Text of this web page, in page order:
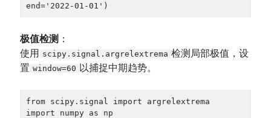
end='2022-01-01')
极值检测
：
使用 scipy.signal.argrelextrema 检测局部极值，设
置 window=60 以捕捉中期趋势。
from scipy.signal import argrelextrema
import numpy as np